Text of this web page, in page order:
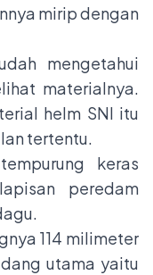
mirip dengan
mengetahui
materialnya.
helm SNI itu
tertentu.
keras
peredam
114 milimeter
utama yaitu